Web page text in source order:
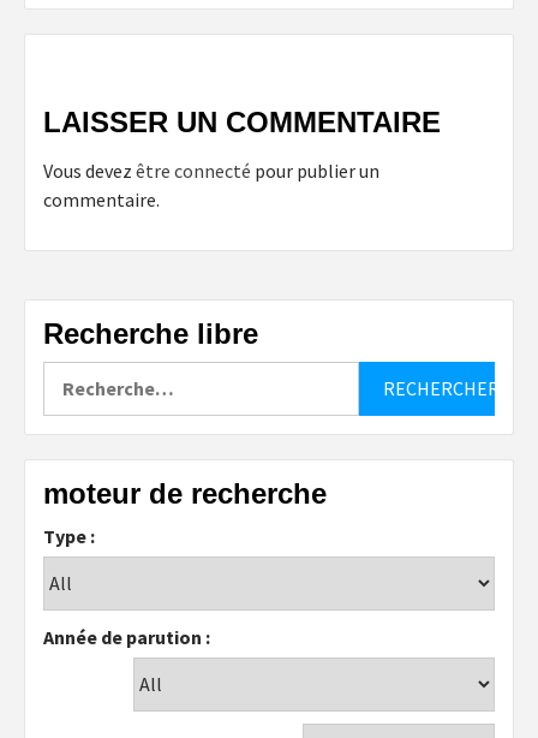
LAISSER UN COMMENTAIRE
Vous devez être connecté pour publier un
commentaire.
Recherche libre
moteur de recherche
Type :
Année de parution :